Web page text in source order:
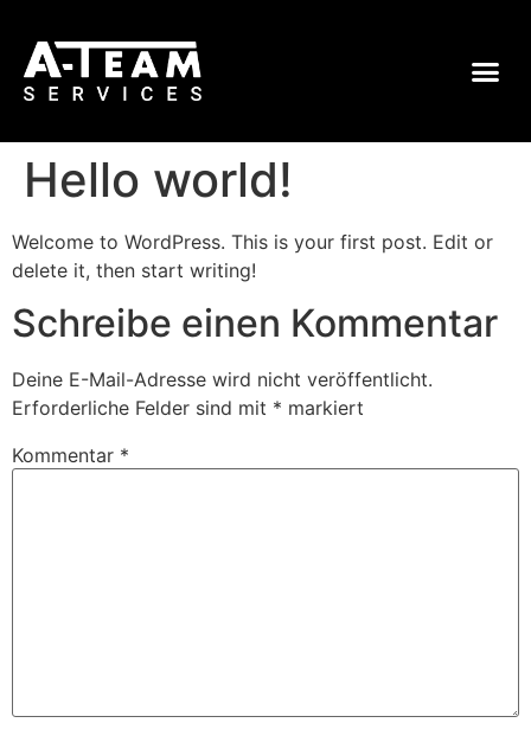
Hello world!
Welcome to WordPress. This is your first post. Edit or
delete it, then start writing!
Schreibe einen Kommentar
Deine E-Mail-Adresse wird nicht veröffentlicht.
Erforderliche Felder sind mit * markiert
Kommentar *